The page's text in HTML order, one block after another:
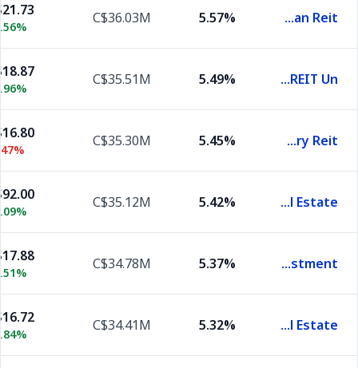
Riocan Reit
5.57%
C$36.03M
Killam Apartment REIT Un
5.49%
C$35.51M
Slate Grocery Reit
5.45%
C$35.30M
Granite Real Estate
5.42%
C$35.12M
Ct Real Estate Investment
5.37%
C$34.78M
Crombie Real Estate
5.32%
C$34.41M